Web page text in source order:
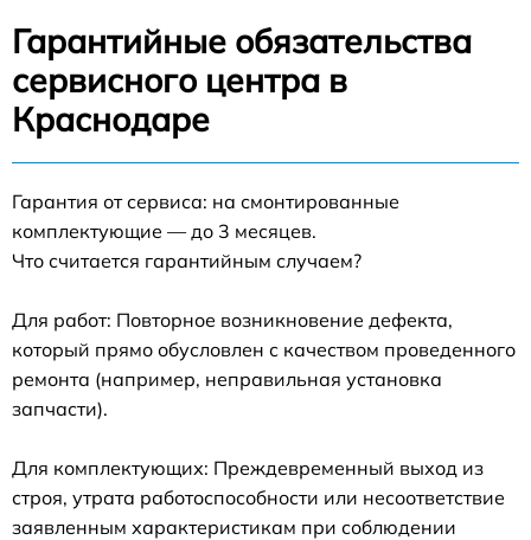
Гарантийные обязательства
сервисного центра в
Краснодаре
Гарантия от сервиса: на смонтированные
комплектующие — до 3 месяцев.
Что считается гарантийным случаем?
Для работ: Повторное возникновение дефекта,
который прямо обусловлен с качеством проведенного
ремонта (например, неправильная установка
запчасти).
Для комплектующих: Преждевременный выход из
строя, утрата работоспособности или несоответствие
заявленным характеристикам при соблюдении